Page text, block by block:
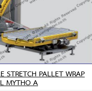
STRETCH PALLET WRAP
MYTHO A